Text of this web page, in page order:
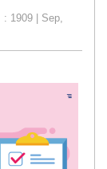
1909 | Sep,